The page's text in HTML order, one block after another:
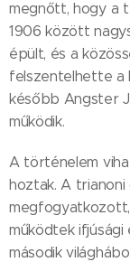
megnőtt, hogy a
1906 között
épült, és a
felszentelhette a
később Angster
működik.
A történelem
hoztak. A
működtek ifjúsági
második